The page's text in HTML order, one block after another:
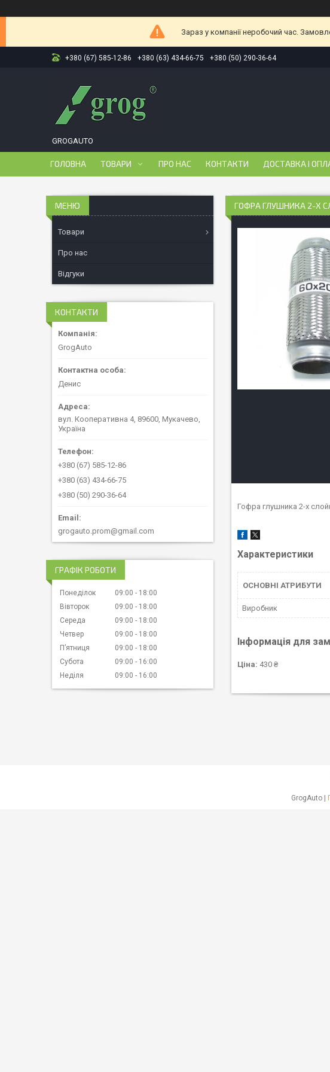
Зараз у компанії неробочий час.
+380 (67) 585-12-86 +380 (63) 434-66-75 +380 (50) 290-36-64
GROGAUTO
ГОЛОВНА ТОВАРИ ПРО НАС КОНТАКТИ ДОСТАВКА І
ГОФРА ГЛУШНИКА 2-Х
Гофра глушника 2-х
Характеристики
ОСНОВНІ АТРИБУТИ
Виробник
Інформація для
Ціна: 430 ₴
Товари
Про нас
Відгуки
КОНТАКТИ
GrogAuto
Денис
вул. Кооперативна 4, 89600, Мукачево,
Україна
+380 (67) 585-12-86
+380 (63) 434-66-75
+380 (50) 290-36-64
grogauto.prom@gmail.com
ГРАФІК РОБОТИ
Понеділок 09:00
18:00
Вівторок
09:00
18:00
Середа
09:00
18:00
Четвер
09:00
18:00
Пʼятниця
09:00
18:00
Субота
09:00
16:00
Неділя
09:00 16:00
GrogAuto |